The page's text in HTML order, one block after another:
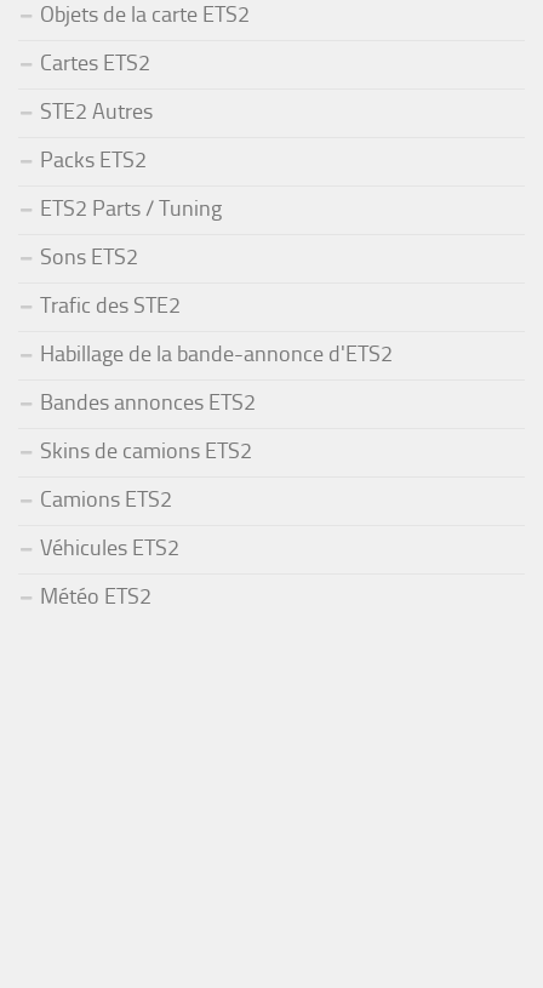
Objets de la carte ETS2
Cartes ETS2
STE2 Autres
Packs ETS2
ETS2 Parts / Tuning
Sons ETS2
Trafic des STE2
Habillage de la bande-annonce d'ETS2
Bandes annonces ETS2
Skins de camions ETS2
Camions ETS2
Véhicules ETS2
Météo ETS2